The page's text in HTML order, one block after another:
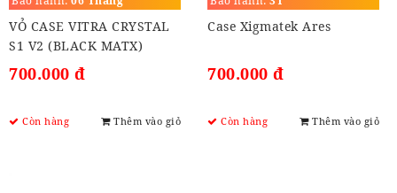
VỎ CASE VITRA CRYSTAL
S1 V2 (BLACK MATX)
700.000 đ
Còn hàng Thêm vào giỏ
Case Xigmatek Ares
700.000 đ
Còn hàng Thêm vào giỏ